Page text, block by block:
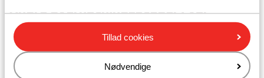
Tillad cookies
Nødvendige
Andre overnatningssteder i Val
Gardena
Hotel Scherlin